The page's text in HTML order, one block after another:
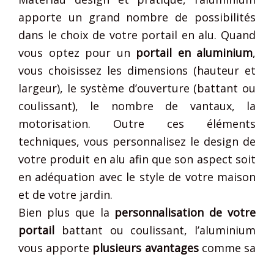
apporte un grand nombre de possibilités
dans le choix de votre portail en alu. Quand
vous optez pour un portail en aluminium,
vous choisissez les dimensions (hauteur et
largeur), le système d’ouverture (battant ou
coulissant), le nombre de vantaux, la
motorisation. Outre ces éléments
techniques, vous personnalisez le design de
votre produit en alu afin que son aspect soit
en adéquation avec le style de votre maison
et de votre jardin.
Bien plus que la personnalisation de votre
portail battant ou coulissant, l’aluminium
vous apporte plusieurs avantagescomme sa